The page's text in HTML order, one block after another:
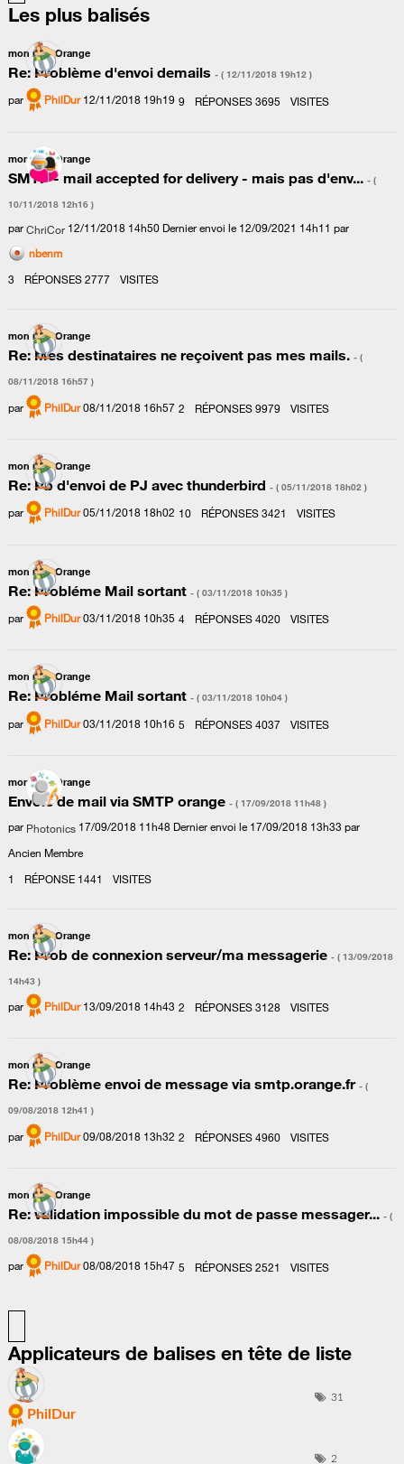
Les plus balisés
mon mail Orange
Re: Problème d'envoi demails - ( ‎12/11/2018 19h12 )
par PhilDur ‎12/11/2018 19h19 9 RÉPONSES3695 VISITES
mon mail Orange
SMTP - mail accepted for delivery - mais pas d'env... - (
‎10/11/2018 12h16 )
parChriCor ‎12/11/2018 14h50 Dernier envoi le ‎12/09/2021 14h11 par
nbenm
3
RÉPONSES2777 VISITES
mon mail Orange
Re: Mes destinataires ne reçoivent pas mes mails. - (
‎08/11/2018 16h57 )
par PhilDur‎08/11/2018 16h57 2 RÉPONSES9979 VISITES
mon mail Orange
Re: Pb d'envoi de PJ avec thunderbird - ( ‎05/11/2018 18h02 )
par PhilDur‎05/11/2018 18h02 10 RÉPONSES3421 VISITES
mon mail Orange
Re: Probléme Mail sortant - ( ‎03/11/2018 10h35 )
par PhilDur‎03/11/2018 10h35 4 RÉPONSES4020 VISITES
mon mail Orange
Re: Probléme Mail sortant - ( ‎03/11/2018 10h04 )
par PhilDur‎03/11/2018 10h16 5 RÉPONSES4037 VISITES
mon mail Orange
Envoie de mail via SMTP orange - ( ‎17/09/2018 11h48 )
par Photonics ‎17/09/2018 11h48 Dernier envoi le ‎17/09/2018 13h33 par
Ancien Membre
1
RÉPONSE 1441 VISITES
mon mail Orange
Re: Prob de connexion serveur/ma messagerie - ( ‎13/09/2018
14h43 )
par PhilDur ‎13/09/2018 14h43 2 RÉPONSES3128 VISITES
mon mail Orange
Re: Problème envoi de message via smtp.orange.fr - (
‎09/08/2018 12h41 )
par PhilDur‎09/08/2018 13h32 2 RÉPONSES4960 VISITES
mon mail Orange
Re: validation impossible du mot de passe messager... - (
‎08/08/2018 15h44 )
par PhilDur‎08/08/2018 15h47 5 RÉPONSES2521 VISITES
Applicateurs de balises en tête de liste
PhilDur
31
2